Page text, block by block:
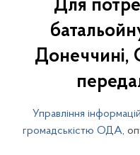
Для
Донеччині,
Управління
громадськістю ОДА,